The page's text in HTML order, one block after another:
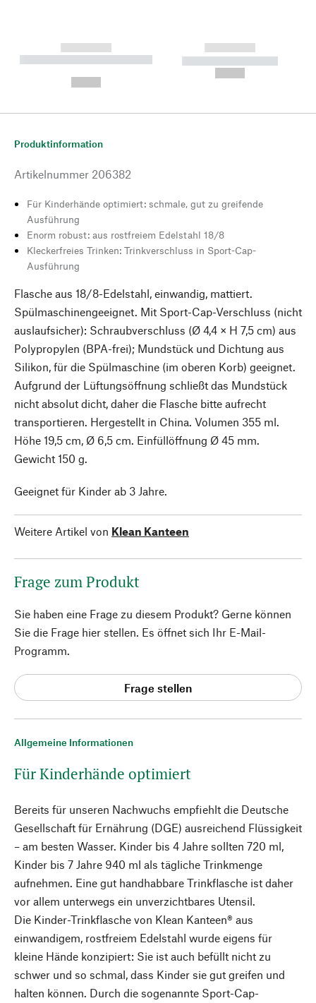
------------
----------- ----------- --------
------------
----------- -----------
Allgemeine Informationen
Für Kinderhände optimiert
Bereits für unseren Nachwuchs empfiehlt die Deutsche
Gesellschaft für Ernährung (DGE) ausreichend Flüssigkeit
– am besten Wasser. Kinder bis 4 Jahre sollten 720 ml,
Kinder bis 7 Jahre 940 ml als tägliche Trinkmenge
aufnehmen. Eine gut handhabbare Trinkflasche ist daher
vor allem unterwegs ein unverzichtbares Utensil.
Die Kinder-Trinkflasche von Klean Kanteen® aus
einwandigem, rostfreiem Edelstahl wurde eigens für
kleine Hände konzipiert: Sie ist auch befüllt nicht zu
schwer und so schmal, dass Kinder sie gut greifen und
halten können. Durch die sogenannte Sport-Cap-
Produktinformation
Artikelnummer 206382
Für Kinderhände optimiert: schmale, gut zu greifende
Ausführung
Enorm robust: aus rostfreiem Edelstahl 18/8
Kleckerfreies Trinken: Trinkverschluss in Sport-Cap-
Ausführung
Flasche aus 18/8-Edelstahl, einwandig, mattiert.
Spülmaschinengeeignet. Mit Sport-Cap-Verschluss (nicht
auslaufsicher): Schraubverschluss (Ø 4,4 × H 7,5 cm) aus
Polypropylen (BPA-frei); Mundstück und Dichtung aus
Silikon, für die Spülmaschine (im oberen Korb) geeignet.
Aufgrund der Lüftungsöffnung schließt das Mundstück
nicht absolut dicht, daher die Flasche bitte aufrecht
transportieren. Hergestellt in China. Volumen 355 ml.
Höhe 19,5 cm, Ø 6,5 cm. Einfüllöffnung Ø 45 mm.
Gewicht 150 g.
Geeignet für Kinder ab 3 Jahre.
Weitere Artikel von Klean Kanteen
Frage zum Produkt
Sie haben eine Frage zu diesem Produkt? Gerne können
Sie die Frage hier stellen. Es öffnet sich Ihr E-Mail-
Programm.
Frage stellen